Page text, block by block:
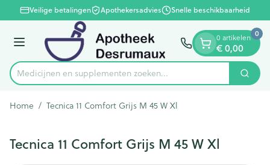
Ga naar de inhoud
1 van 1Veilige betalingen Apothekersadvies Snelle beschikbaarheid
Menu
Product, merk, categorie...
Medicijnen en supplementen zoeken... Zoek
0 artikelen
€ 0,00
0
Home / Tecnica 11 Comfort Grijs M 45 W Xl
Tecnica 11 Comfort Grijs M 45 W Xl